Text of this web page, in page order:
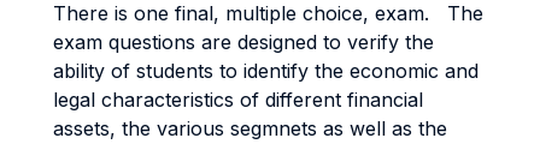
There is one final, multiple choice, exam. The
exam questions are designed to verify the
ability of students to identify the economic and
legal characteristics of different financial
assets, the various segmnets as well as the